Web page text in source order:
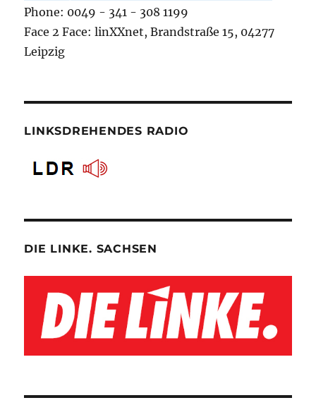
Phone: 0049 - 341 - 308 1199
Face 2 Face: linXXnet, Brandstraße 15, 04277
Leipzig
LINKSDREHENDES RADIO
DIE LINKE. SACHSEN